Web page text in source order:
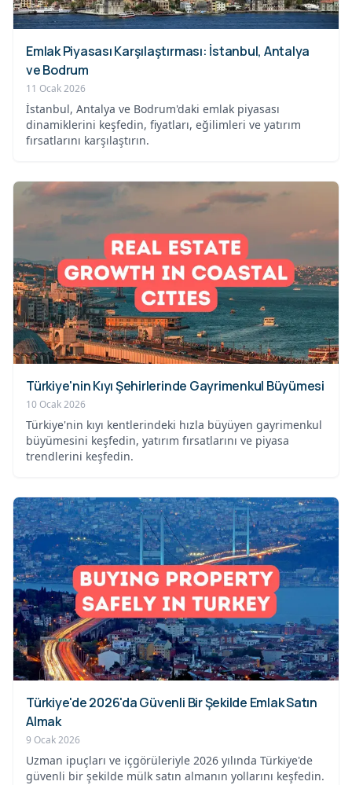
Emlak Piyasası Karşılaştırması: İstanbul, Antalya
ve Bodrum
11 Ocak 2026
İstanbul, Antalya ve Bodrum'daki emlak piyasası
dinamiklerini keşfedin, fiyatları, eğilimleri ve yatırım
fırsatlarını karşılaştırın.
Türkiye'nin Kıyı Şehirlerinde Gayrimenkul Büyümesi
10 Ocak 2026
Türkiye'nin kıyı kentlerindeki hızla büyüyen gayrimenkul
büyümesini keşfedin, yatırım fırsatlarını ve piyasa
trendlerini keşfedin.
Türkiye'de 2026'da Güvenli Bir Şekilde Emlak Satın
Almak
9 Ocak 2026
Uzman ipuçları ve içgörüleriyle 2026 yılında Türkiye'de
güvenli bir şekilde mülk satın almanın yollarını keşfedin.